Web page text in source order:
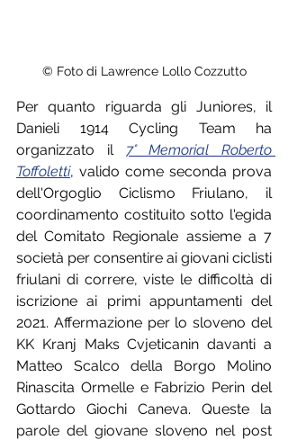
© Foto di Lawrence Lollo Cozzutto
Per quanto riguarda gli Juniores, il
Danieli 1914 Cycling Team ha
organizzato il 7° Memorial Roberto
Toffoletti, valido come seconda prova
dell'Orgoglio Ciclismo Friulano, il
coordinamento costituito sotto l'egida
del Comitato Regionale assieme a 7
società per consentire ai giovani ciclisti
friulani di correre, viste le difficoltà di
iscrizione ai primi appuntamenti del
2021. Affermazione per lo sloveno del
KK Kranj Maks Cvjeticanin davanti a
Matteo Scalco della Borgo Molino
Rinascita Ormelle e Fabrizio Perin del
Gottardo Giochi Caneva. Queste la
parole del giovane sloveno nel post